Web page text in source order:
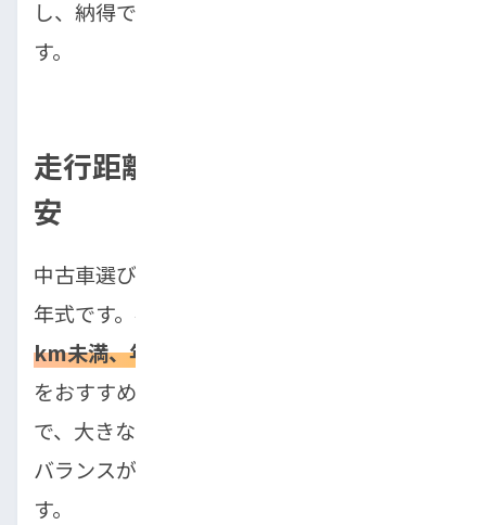
し、納得できるまで確認することが大切で
す。
走行距離・年式の失敗しない目
安
中古車選びで特に気になるのが、走行距離と
年式です。初心者の方は、
km未満、年式10年以内」を目安に選ぶ
をおすすめします。この目安内で選ぶこと
で、大きな故障リスクを抑え、価格と品質の
バランスが取れた車を見つけやすくなりま
す。